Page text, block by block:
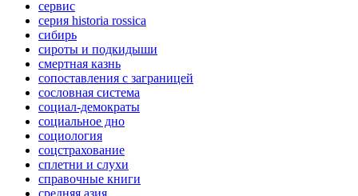
сервис
серия historia rossica
сибирь
сироты и подкидыши
смертная казнь
сопоставления с заграницей
сословная система
социал-демократы
социальное дно
социология
соцстрахование
сплетни и слухи
справочные книги